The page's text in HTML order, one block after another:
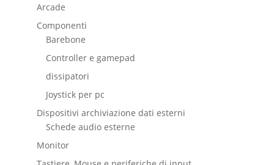
Arcade
Componenti
Barebone
Controller e gamepad
dissipatori
Joystick per pc
Dispositivi archiviazione dati esterni
Schede audio esterne
Monitor